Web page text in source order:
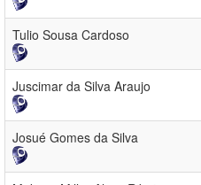
Tulio Sousa Cardoso
Juscimar da Silva Araujo
Josué Gomes da Silva